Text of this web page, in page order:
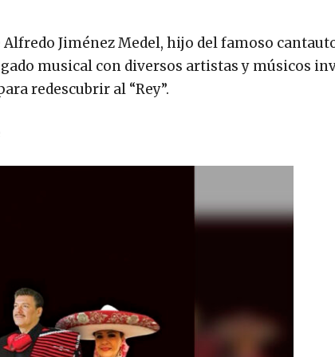
Alfredo Jiménez Medel, hijo del famoso
musical con diversos artistas y músicos
redescubrir al “Rey”.